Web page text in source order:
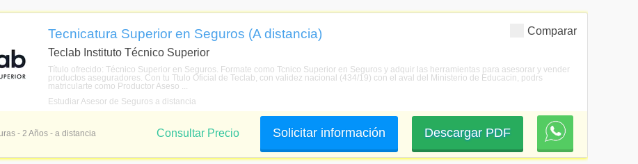
Comparar
Tecnicatura Superior en Seguros (A distancia)
Teclab Instituto Técnico Superior
Título ofrecido: Técnico Superior en Seguros. Formate como Tcnico Superior en Seguros y adquir las herramientas para asesorar y vender
productos aseguradores. Con tu Ttulo Oficial de Teclab, con validez nacional (434/19) con el aval del Ministerio de Educacin, podrs
matricularte como Productor Aseso ...
Estudiar Asesor de Seguros a distancia
- 2 Años - a distancia Descargar PDF
Solicitar información
Consultar Precio